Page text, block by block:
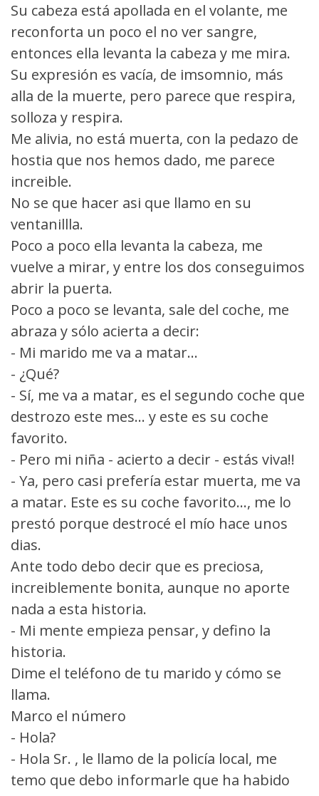
Su cabeza está apollada en el volante, me
reconforta un poco el no ver sangre,
entonces ella levanta la cabeza y me mira.
Su expresión es vacía, de imsomnio, más
alla de la muerte, pero parece que respira,
solloza y respira.
Me alivia, no está muerta, con la pedazo de
hostia que nos hemos dado, me parece
increible.
No se que hacer asi que llamo en su
ventanillla.
Poco a poco ella levanta la cabeza, me
vuelve a mirar, y entre los dos conseguimos
abrir la puerta.
Poco a poco se levanta, sale del coche, me
abraza y sólo acierta a decir:
- Mi marido me va a matar...
- ¿Qué?
- Sí, me va a matar, es el segundo coche que
destrozo este mes... y este es su coche
favorito.
- Pero mi niña - acierto a decir - estás viva!!
- Ya, pero casi prefería estar muerta, me va
a matar. Este es su coche favorito..., me lo
prestó porque destrocé el mío hace unos
dias.
Ante todo debo decir que es preciosa,
increiblemente bonita, aunque no aporte
nada a esta historia.
- Mi mente empieza pensar, y defino la
historia.
Dime el teléfono de tu marido y cómo se
llama.
Marco el número
- Hola?
- Hola Sr. , le llamo de la policía local, me
temo que debo informarle que ha habido